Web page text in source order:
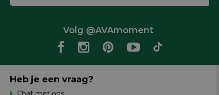
Volg @AVAmoment
Heb je een vraag?